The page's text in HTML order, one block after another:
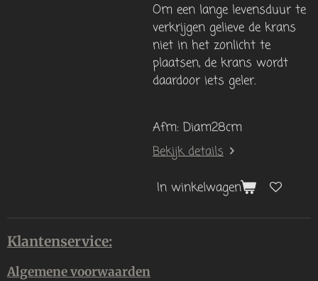
Om een lange levensduur te
verkrijgen gelieve de krans
niet in het zonlicht te
plaatsen, de krans wordt
daardoor iets geler.
Afm: Diam28cm
Bekijk details
In winkelwagen
Klantenservice:
Algemene voorwaarden